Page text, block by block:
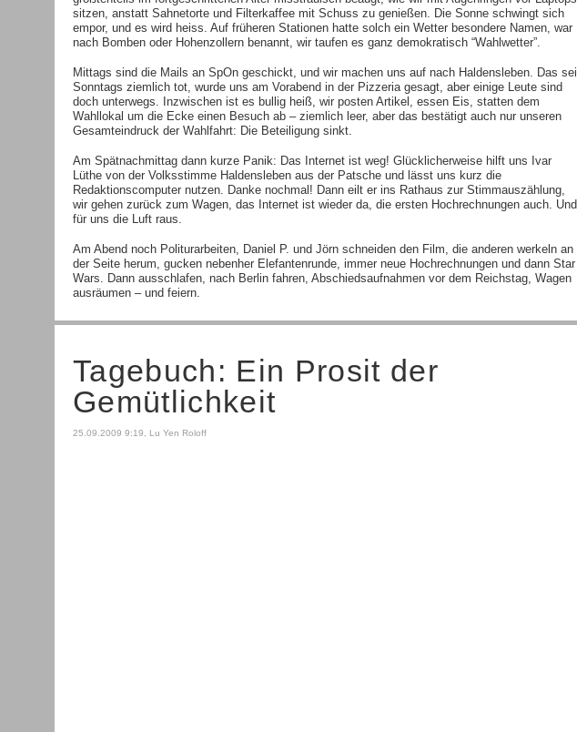
sitzen, anstatt Sahnetorte und Filterkaffee mit Schuss zu genießen. Die Sonne schwingt sich
empor, und es wird heiss. Auf früheren Stationen hatte solch ein Wetter besondere Namen, war
nach Bomben oder Hohenzollern benannt, wir taufen es ganz demokratisch “Wahlwetter”.
Mittags sind die Mails an SpOn geschickt, und wir machen uns auf nach Haldensleben. Das sei
Sonntags ziemlich tot, wurde uns am Vorabend in der Pizzeria gesagt, aber einige Leute sind
doch unterwegs. Inzwischen ist es bullig heiß, wir posten Artikel, essen Eis, statten dem
Wahllokal um die Ecke einen Besuch ab – ziemlich leer, aber das bestätigt auch nur unseren
Gesamteindruck der Wahlfahrt: Die Beteiligung sinkt.
Am Spätnachmittag dann kurze Panik: Das Internet ist weg! Glücklicherweise hilft uns Ivar
Lüthe von der Volksstimme Haldensleben aus der Patsche und lässt uns kurz die
Redaktionscomputer nutzen. Danke nochmal! Dann eilt er ins Rathaus zur Stimmauszählung,
wir gehen zurück zum Wagen, das Internet ist wieder da, die ersten Hochrechnungen auch. Und
für uns die Luft raus.
Am Abend noch Politurarbeiten, Daniel P. und Jörn schneiden den Film, die anderen werkeln an
der Seite herum, gucken nebenher Elefantenrunde, immer neue Hochrechnungen und dann Star
Wars. Dann ausschlafen, nach Berlin fahren, Abschiedsaufnahmen vor dem Reichstag, Wagen
ausräumen – und feiern.
Tagebuch: Ein Prosit der
Gemütlichkeit
25.09.2009 9:19, Lu Yen Roloff